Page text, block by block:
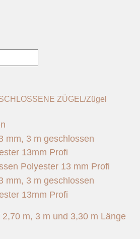
ZÜGEL/Zügel
m, 3 m und 3,30 m Länge